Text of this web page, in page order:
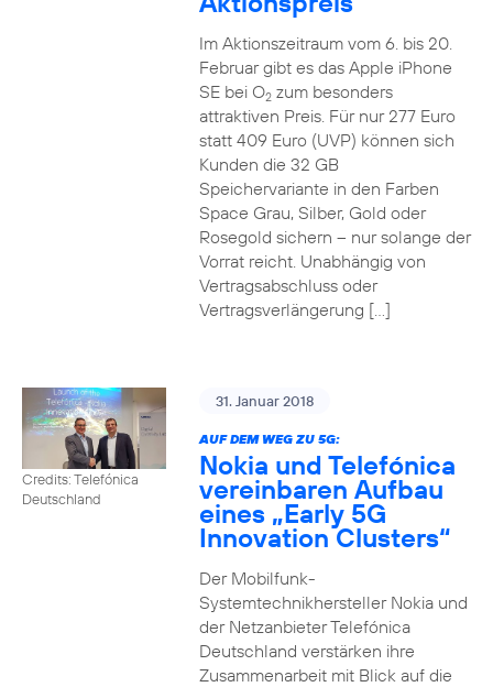
Im Aktionszeitraum vom 6. bis 20.
Februar gibt es das Apple iPhone
SE bei O2zum besonders
attraktiven Preis. Für nur 277 Euro
statt 409 Euro (UVP) können sich
Kunden die 32 GB
Speichervariante in den Farben
Space Grau, Silber, Gold oder
Rosegold sichern – nur solange der
Vorrat reicht. Unabhängig von
Vertragsabschluss oder
Vertragsverlängerung […]
Credits: Telefónica
Deutschland
31. Januar 2018
AUF DEM WEG ZU 5G:
Nokia und Telefónica
vereinbaren Aufbau
eines „Early 5G
Innovation Clusters“
Der Mobilfunk-
Systemtechnikhersteller Nokia und
der Netzanbieter Telefónica
Deutschland verstärken ihre
Zusammenarbeit mit Blick auf die